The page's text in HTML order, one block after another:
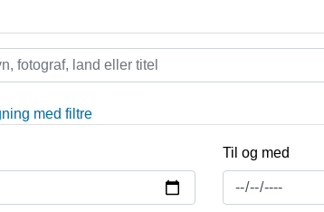
med filtre
Til og med